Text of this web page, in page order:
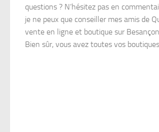
questions ? N’hésitez pas en
je ne peux que conseiller mes amis de
vente en ligne et boutique sur
Bien sûr, vous avez toutes vos